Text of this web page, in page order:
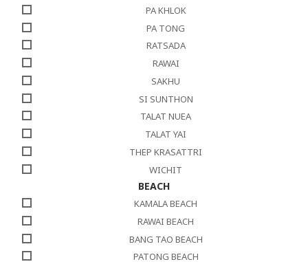
PA KHLOK
PA TONG
RATSADA
RAWAI
SAKHU
SI SUNTHON
TALAT NUEA
TALAT YAI
THEP KRASATTRI
WICHIT
BEACH
KAMALA BEACH
RAWAI BEACH
BANG TAO BEACH
PATONG BEACH